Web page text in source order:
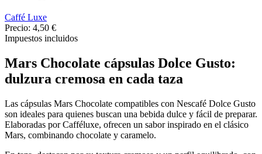
Caffé Luxe
Precio: 4,50 €
Impuestos incluidos
Mars Chocolate cápsulas Dolce Gusto:
dulzura cremosa en cada taza
Las cápsulas Mars Chocolate compatibles con Nescafé Dolce Gusto
son ideales para quienes buscan una bebida dulce y fácil de preparar.
Elaboradas porCafféluxe, ofrecen un sabor inspirado en el clásico
Mars, combinando chocolate y caramelo.